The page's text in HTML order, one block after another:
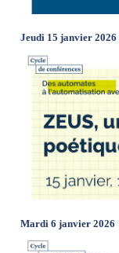
Jeudi 15 janvier 2026
Mardi 6 janvier 2026